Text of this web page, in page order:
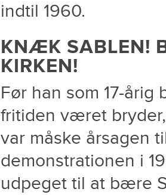
indtil 1960.
KNÆK SABLEN!
KIRKEN!
Før han som 17-
fritiden været
var måske årsagen
demonstrationen i
udpeget til at bære